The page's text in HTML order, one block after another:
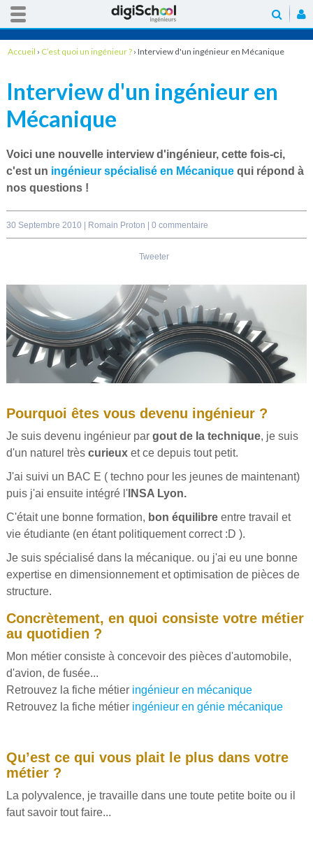
Accueil › C’est quoi un ingénieur ? › Interview d'un ingénieur en Mécanique
Interview d'un ingénieur en
Mécanique
Voici une nouvelle interview d'ingénieur, cette fois-ci,
c'est un ingénieur spécialisé en Mécaniquequi répond à
nos questions !
30 Septembre 2010 | Romain Proton 0 commentaire
Tweeter
Pourquoi êtes vous devenu ingénieur ?
Je suis devenu ingénieur par gout de la technique, je suis
d'un naturel très curieux et ce depuis tout petit.
J'ai suivi un BAC E ( techno pour les jeunes de maintenant)
puis j'ai ensuite intégré l'INSA Lyon.
C'était une bonne formation, bon équilibreentre travail et
vie étudiante (en étant politiquement correct :D ).
Je suis spécialisé dans la mécanique. ou j'ai eu une bonne
expertise en dimensionnement et optimisation de pièces de
structure.
Concrètement, en quoi consiste votre métier
au quotidien ?
Mon métier consiste à concevoir des pièces d'automobile,
d'avion, de fusée...
Retrouvez la fiche métier ingénieur en mécanique
Retrouvez la fiche métier ingénieur en génie mécanique
Qu’est ce qui vous plait le plus dans votre
métier ?
La polyvalence, je travaille dans une toute petite boite ou il
faut savoir tout faire...